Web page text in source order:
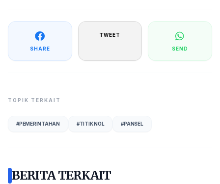
SHARE
TWEET
SEND
TOPIK TERKAIT
#PEMERINTAHAN #TITIK NOL #PANSEL
BERITA TERKAIT